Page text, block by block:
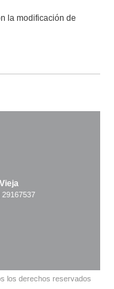
la modificación de
29167537
los derechos reservados